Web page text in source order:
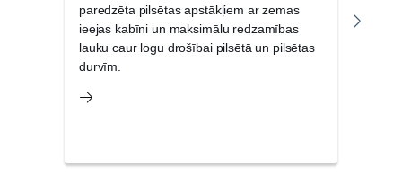
paredzēta pilsētas apstākļiem ar zemas
ieejas kabīni un maksimālu redzamības
lauku caur logu drošībai pilsētā un pilsētas
durvīm.